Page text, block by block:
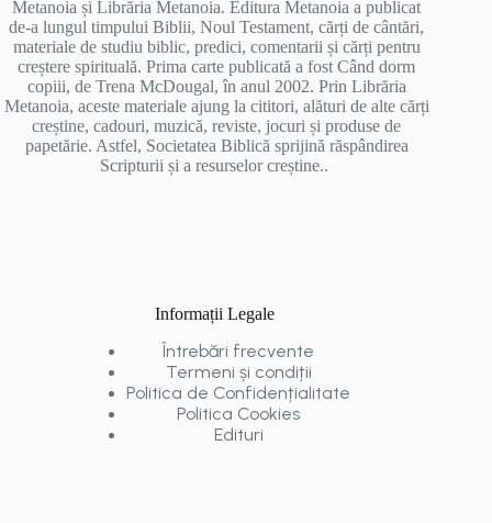
Metanoia și Librăria Metanoia. Editura Metanoia a publicat
de-a lungul timpului Biblii, Noul Testament, cărți de cântări,
materiale de studiu biblic, predici, comentarii și cărți pentru
creștere spirituală. Prima carte publicată a fost Când dorm
copiii, de Trena McDougal, în anul 2002. Prin Librăria
Metanoia, aceste materiale ajung la cititori, alături de alte cărți
creștine, cadouri, muzică, reviste, jocuri și produse de
papetărie. Astfel, Societatea Biblică sprijină răspândirea
Scripturii și a resurselor creștine..
Informații Legale
Întrebări frecvente
Termeni și condiții
Politica de Confidențialitate
Politica Cookies
Edituri